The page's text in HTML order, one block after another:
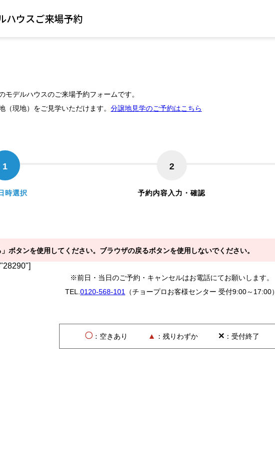
ハウスご来場予約
モデルハウスのご来場予約フォームです。
（現地）をご見学いただけます。 分譲地見学のご予約はこちら
1
時選択
2
予約内容入力・確認
ボタンを使用してください。ブラウザの戻るボタンを使用しないでください。
※前日・当日のご予約・キャンセルはお電話にてお願いします。
TEL. 0120-568-101 （チョープロお客様センター 受付9:00～17:00）
〇：空きあり ▲ ：残りわずか ✕ ：受付終了